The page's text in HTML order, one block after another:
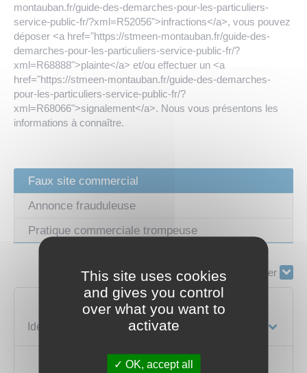
montauban.fr/guide-des-demarches-pour-les-particuliers-
service-public-fr/?xml=R52056">infractions</a>, vous pouvez
déposer <a href="https://stmeen-montauban.fr/guide-des-
demarches-pour-les-particuliers-service-public-fr/?
xml=R68888">plainte</a> et/ou effectuer un <a
href="https://stmeen-montauban.fr/guide-des-demarches-
pour-les-particuliers-service-public-fr/?
xml=R68066">signalement</a>. Nous vous présentons les
informations à connaître.
Faux site commercial
Annonce frauduleuse
Pratique commerciale trompeuse
Tout replier Tout déplier
Identifier un faux site commercial
This site uses cookies
and gives you control
over what you want to
activate
OK, accept all